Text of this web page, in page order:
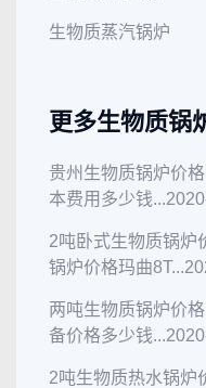
生物质蒸汽锅炉
更多生物质锅
贵州生物质锅炉价
本费用多少钱...
2吨卧式生物质锅炉
锅炉价格玛曲8T...
两吨生物质锅炉价
备价格多少钱...
2吨生物质热水锅炉